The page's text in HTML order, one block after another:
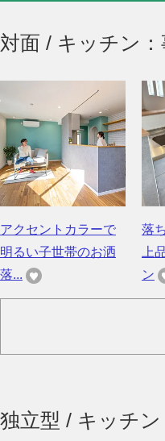
対面 / キッチン
アクセントカラーで
明るい子世帯のお洒
落...
落
上
ン
独立型 / キッチ